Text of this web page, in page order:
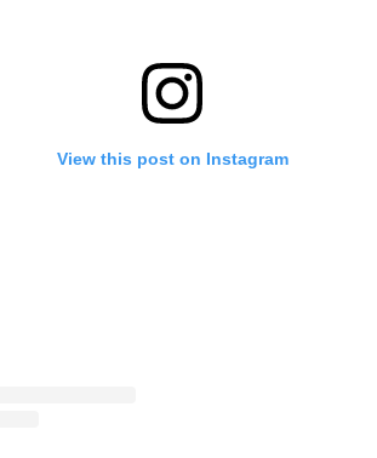
View this post on Instagram